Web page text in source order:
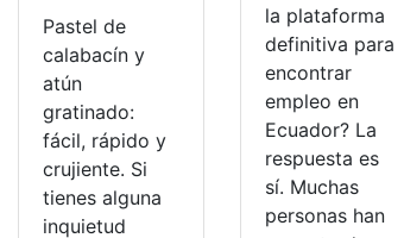
Pastel de
calabacín y
atún
gratinado:
fácil, rápido y
crujiente. Si
tienes alguna
inquietud
la plataforma
definitiva para
encontrar
empleo en
Ecuador? La
respuesta es
sí. Muchas
personas han